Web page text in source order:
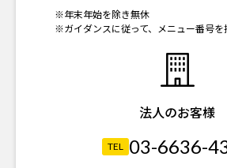
※年末年始を除き無休
※ガイダンスに従って、メニュー番号を
法人のお客様
TEL 03-6636-